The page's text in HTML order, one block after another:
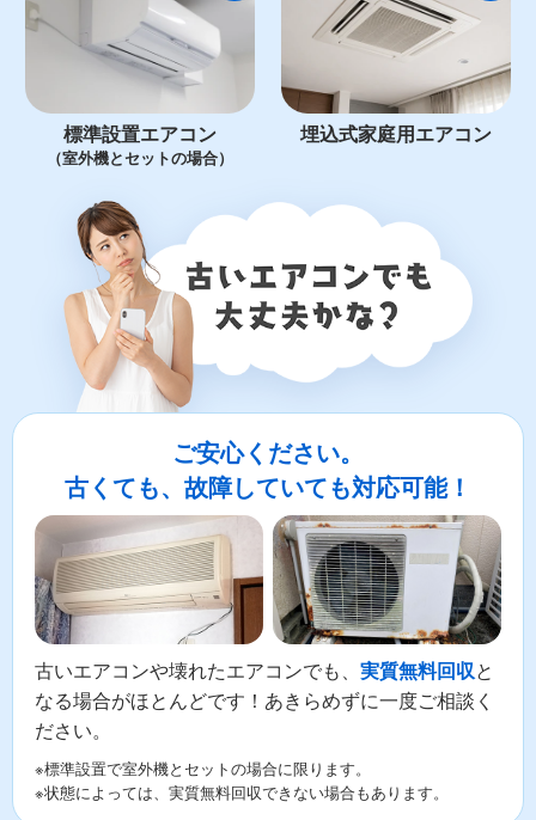
標準設置エアコン
（室外機とセットの場合）
埋込式家庭用エアコン
ご安心ください。
古くても、故障していても対応可能！
古いエアコンや壊れたエアコンでも、 実質無料回収と
なる場合がほとんどです！あきらめずに一度ご相談く
ださい。
※標準設置で室外機とセットの場合に限ります。
※状態によっては、実質無料回収できない場合もあります。